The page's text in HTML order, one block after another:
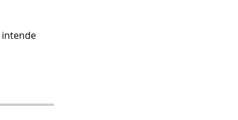
intende